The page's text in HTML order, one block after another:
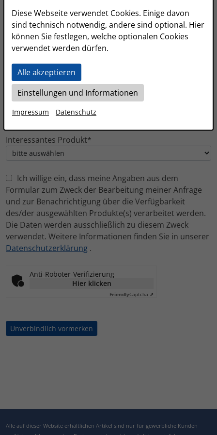
Nachname*
E-Mail Adresse*
Telefonnummer*
Interessantes Produkt*
Ich willige ein, dass meine Angaben aus dem
Formular zum Zweck der Bearbeitung meiner Anfrage
und zur Benachrichtigung über die Verfügbarkeit
des/der ausgewählten Produkte(s) verarbeitet werden.
Die Daten werden ausschließlich zu diesem Zweck
verwendet. Weitere Informationen finden Sie in unserer
Datenschutzerklärung .
Anti-Roboter-Verifizierung
Hier klicken
FriendlyCaptcha ⇗
Alle auf dieser Website erhältlichen Artikel sind nur für gewerbliche Kunden
Diese Webseite verwendet Cookies. Einige davon
sind technisch notwendig, andere sind optional. Hier
können Sie festlegen, welche optionalen Cookies
verwendet werden dürfen.
Alle akzeptieren
Einstellungen und Informationen
Impressum Datenschutz